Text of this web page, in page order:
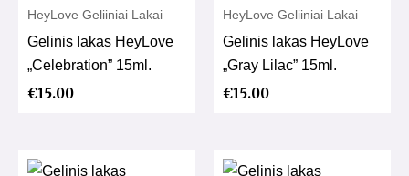
HeyLove Geliiniai Lakai
Gelinis lakas HeyLove
„Celebration” 15ml.
€15.00
HeyLove Geliiniai Lakai
Gelinis lakas HeyLove
„Gray Lilac” 15ml.
€15.00